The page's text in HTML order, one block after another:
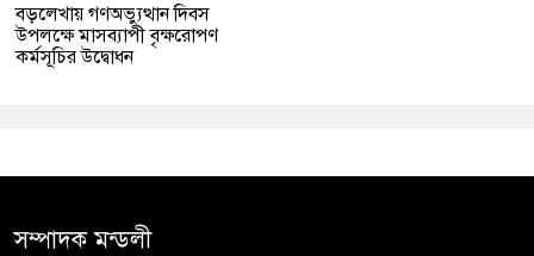
বড়লেখায় গণঅভ্যুত্থান দিবস
উপলক্ষে মাসব্যাপী বৃক্ষরোপণ
কর্মসূচির উদ্বোধন
সম্পাদক মন্ডলী